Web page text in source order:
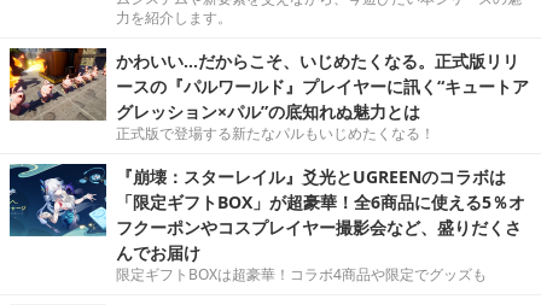
力を紹介します。
かわいい…だからこそ、いじめたくなる。正式版リリ
ースの『パルワールド』プレイヤーに訊く“キュートア
グレッション×パル”の底知れぬ魅力とは
正式版で登場する新たなパルもいじめたくなる！
『崩壊：スターレイル』爻光とUGREENのコラボは
「限定ギフトBOX」が超豪華！全6商品に使える5％オ
フクーポンやコスプレイヤー撮影会など、盛りだくさ
んでお届け
限定ギフトBOXは超豪華！コラボ4商品や限定でグッズも